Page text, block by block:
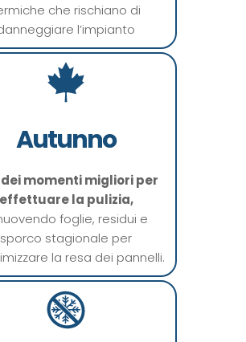
che rischiano di
l’impianto
Autunno
dei momenti migliori per
effettuare la pulizia,
foglie, residui e
sporco stagionale per
la resa dei pannelli.